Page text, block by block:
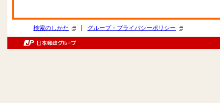
検索のしかた グループ・プライバシーポリシー